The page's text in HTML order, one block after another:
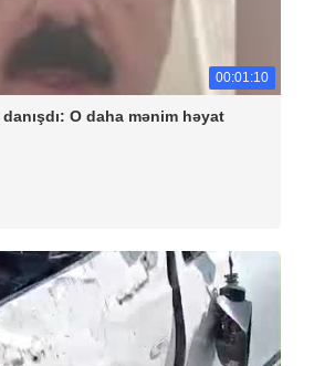
00:01:10
O daha mənim həyat